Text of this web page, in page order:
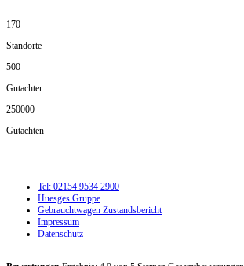
170
Standorte
500
Gutachter
250000
Gutachten
Tel: 02154 9534 2900
Huesges Gruppe
Gebrauchtwagen Zustandsbericht
Impressum
Datenschutz